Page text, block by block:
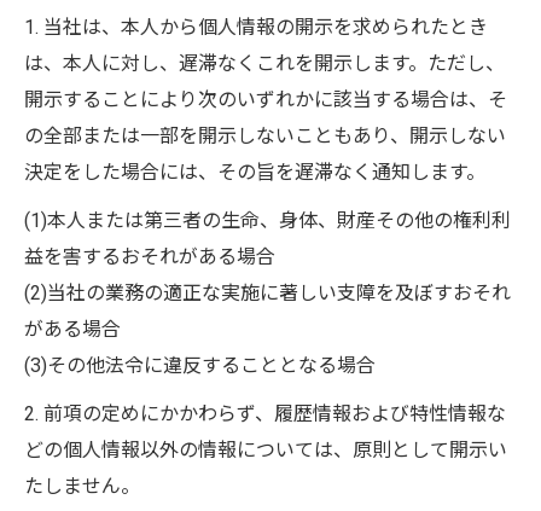
1. 当社は、本人から個人情報の開示を求められたとき
は、本人に対し、遅滞なくこれを開示します。ただし、
開示することにより次のいずれかに該当する場合は、そ
の全部または一部を開示しないこともあり、開示しない
決定をした場合には、その旨を遅滞なく通知します。
(1)本人または第三者の生命、身体、財産その他の権利利
益を害するおそれがある場合
(2)当社の業務の適正な実施に著しい支障を及ぼすおそれ
がある場合
(3)その他法令に違反することとなる場合
2. 前項の定めにかかわらず、履歴情報および特性情報な
どの個人情報以外の情報については、原則として開示い
たしません。